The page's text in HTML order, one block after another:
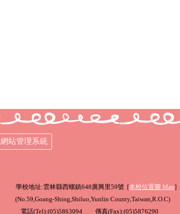
網站管理系統
學校地址:雲林縣西螺鎮648廣興里59號 [本校位置圖 Map]
(No.59,Goang-Shing,Shiluo,Yunlin County,Taiwan,R.O.C)
電話(Tel):(05)5863094 傳真(Fax):(05)5876290